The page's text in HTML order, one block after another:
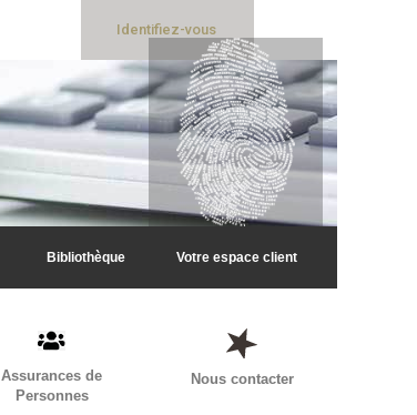
Identifiez-vous
Bibliothèque Votre espace client
Assurances de
Personnes
Nous contacter